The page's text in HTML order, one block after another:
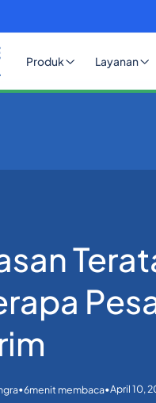
Produk Layanan
•6menit membaca•April 10,